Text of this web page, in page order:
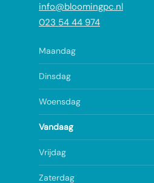
info@bloomingpc.nl
023 54 44 974
Maandag
Dinsdag
Woensdag
Vandaag
Vrijdag
Zaterdag